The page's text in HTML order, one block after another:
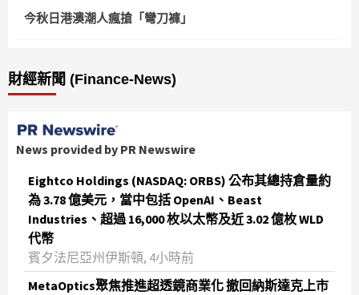
今秋日港澳潮人瘋搶「彎刀褲」
財經新聞 (Finance-News)
News provided by PR Newswire
Eightco Holdings (NASDAQ: ORBS) 公布其總持倉量約
為 3.78 億美元，當中包括 OpenAI、Beast
Industries、超過 16,000 枚以太幣及近 3.02 億枚 WLD
代幣
賓夕法尼亞州伊斯頓, 4小時前
MetaOptics聚焦推進超透鏡商業化 撤回納斯達克上市